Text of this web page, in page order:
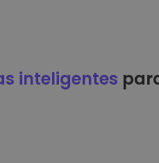
inteligentes